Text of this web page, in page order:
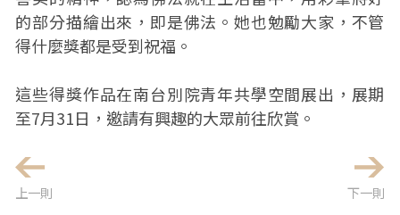
的部分描繪出來，即是佛法。她也勉勵大家，不管
得什麼獎都是受到祝福。
這些得獎作品在南台別院青年共學空間展出，展期
至7月31日，邀請有興趣的大眾前往欣賞。
上一則 下一則